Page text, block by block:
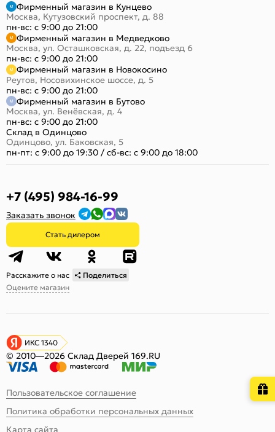
Фирменный магазин в Кунцево
Москва, Кутузовский проспект, д. 88
пн-вс: с 9:00 до 21:00
Фирменный магазин в Медведково
Москва, ул. Осташковская, д. 22, подъезд 6
пн-вс: с 9:00 до 21:00
Фирменный магазин в Новокосино
Реутов, Носовихинское шоссе, д. 5
пн-вс: с 9:00 до 21:00
Фирменный магазин в Бутово
Москва, ул. Венёвская, д. 4
пн-вс: с 9:00 до 21:00
Склад в Одинцово
Одинцово, ул. Баковская, 5
пн-пт: с 9:00 до 19:30 /сб-вс: с 9:00 до 18:00
+7 (495) 984-16-99
Заказать звонок
Стать дилером
Расскажите о нас
Поделиться
Оцените магазин
ИКС 1340
© 2010—2026 Склад Дверей 169.RU
Пользовательское соглашение
Политика обработки персональных данных
Карта сайта